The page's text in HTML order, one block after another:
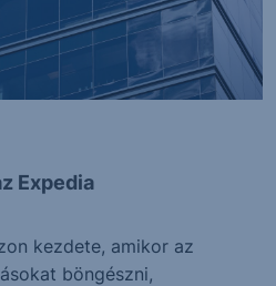
Expedia
kezdete, amikor az
böngészni,